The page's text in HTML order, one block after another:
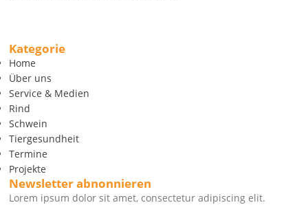
Kategorie
Home
Über uns
Service & Medien
Rind
Schwein
Tiergesundheit
Termine
Projekte
Newsletter abnonnieren
Lorem ipsum dolor sit amet, consectetur adipiscing elit.